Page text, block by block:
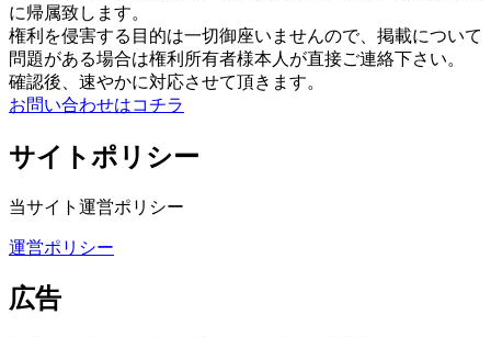
に帰属致します。
権利を侵害する目的は一切御座いませんので、掲載について
問題がある場合は権利所有者様本人が直接ご連絡下さい。
確認後、速やかに対応させて頂きます。
お問い合わせはコチラ
サイトポリシー
当サイト運営ポリシー
運営ポリシー
広告